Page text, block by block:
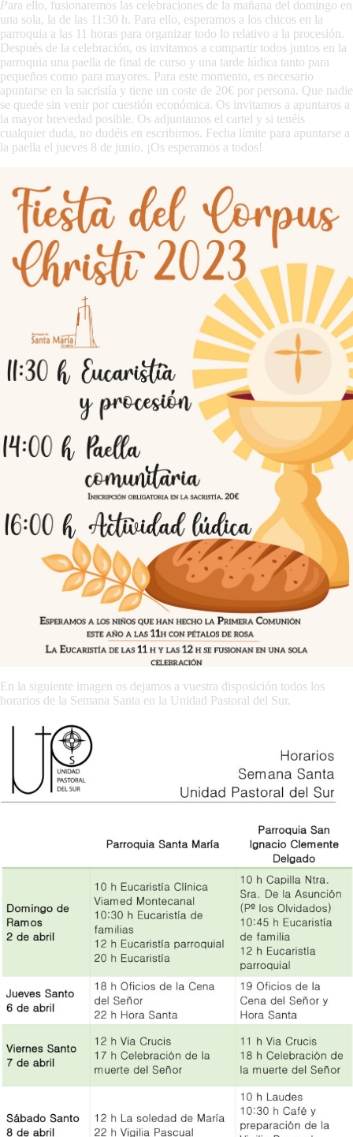
Para ello, fusionaremos las celebraciones de la mañana del domingo en
una sola, la de las 11:30 h. Para ello, esperamos a los chicos en la
parroquia a las 11 horas para organizar todo lo relativo a la procesión.
Después de la celebración, os invitamos a compartir todos juntos en la
parroquia una paella de final de curso y una tarde lúdica tanto para
pequeños como para mayores. Para este momento, es necesario
apuntarse en la sacristía y tiene un coste de 20€ por persona. Que nadie
se quede sin venir por cuestión económica. Os invitamos a apuntaros a
la mayor brevedad posible. Os adjuntamos el cartel y si tenéis
cualquier duda, no dudéis en escribirnos. Fecha límite para apuntarse a
la paella el jueves 8 de junio. ¡Os esperamos a todos!
En la siguiente imagen os dejamos a vuestra disposición todos los
horarios de la Semana Santa en la Unidad Pastoral del Sur.